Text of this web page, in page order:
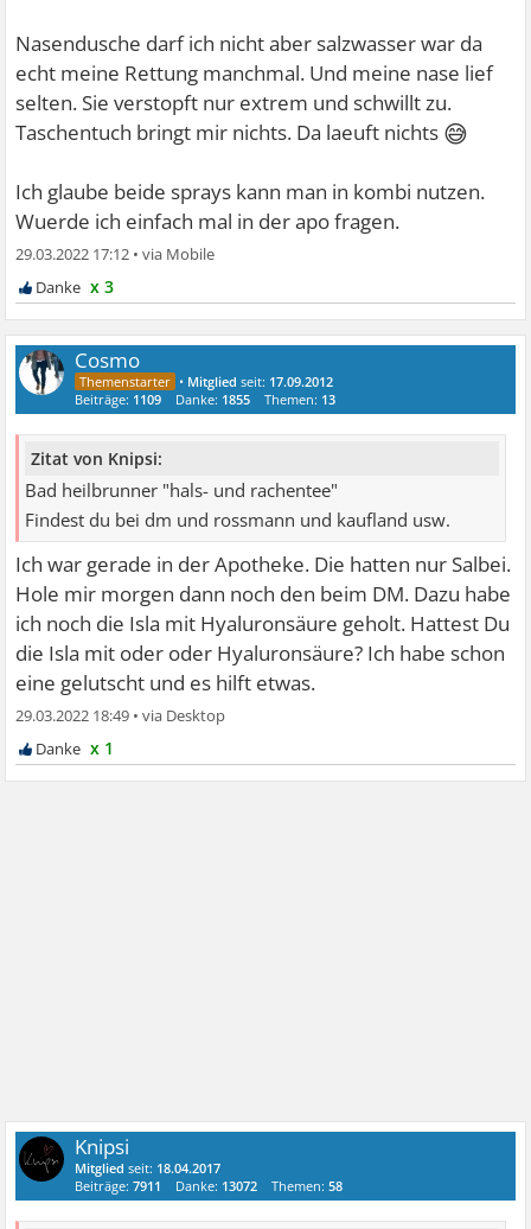
Nasendusche darf ich nicht aber salzwasser war da
echt meine Rettung manchmal. Und meine nase lief
selten. Sie verstopft nur extrem und schwillt zu.
Taschentuch bringt mir nichts. Da laeuft nichts 😅
Ich glaube beide sprays kann man in kombi nutzen.
Wuerde ich einfach mal in der apo fragen.
29.03.2022 17:12 •
x 3
Cosmo
• Mitglied seit: 17.09.2012
Beiträge: 1109 Danke: 1855 Themen: 13
Zitat von Knipsi:
Bad heilbrunner "hals- und rachentee"
Findest du bei dm und rossmann und kaufland usw.
Ich war gerade in der Apotheke. Die hatten nur Salbei.
Hole mir morgen dann noch den beim DM. Dazu habe
ich noch die Isla mit Hyaluronsäure geholt. Hattest Du
die Isla mit oder oder Hyaluronsäure? Ich habe schon
eine gelutscht und es hilft etwas.
29.03.2022 18:49 •
x 1
Knipsi
Mitglied seit: 18.04.2017
Beiträge:7911 Danke: 13072 Themen:58